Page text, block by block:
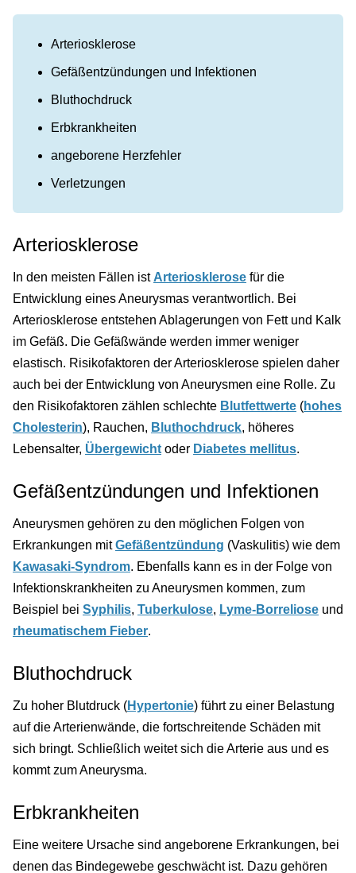
Arteriosklerose
Gefäßentzündungen und Infektionen
Bluthochdruck
Erbkrankheiten
angeborene Herzfehler
Verletzungen
Arteriosklerose
In den meisten Fällen istArteriosklerose für die
Entwicklung eines Aneurysmas verantwortlich. Bei
Arteriosklerose entstehen Ablagerungen von Fett und Kalk
im Gefäß. Die Gefäßwände werden immer weniger
elastisch. Risikofaktoren der Arteriosklerose spielen daher
auch bei der Entwicklung von Aneurysmen eine Rolle. Zu
den Risikofaktoren zählen schlechte Blutfettwerte (hohes
Cholesterin), Rauchen, Bluthochdruck, höheres
Lebensalter, Übergewicht oder Diabetes mellitus.
Gefäßentzündungen und Infektionen
Aneurysmen gehören zu den möglichen Folgen von
Erkrankungen mitGefäßentzündung (Vaskulitis) wie dem
Kawasaki-Syndrom. Ebenfalls kann es in der Folge von
Infektionskrankheiten zu Aneurysmen kommen, zum
Beispiel bei Syphilis, Tuberkulose, Lyme-Borreliose und
rheumatischem Fieber.
Bluthochdruck
Zu hoher Blutdruck (Hypertonie) führt zu einer Belastung
auf die Arterienwände, die fortschreitende Schäden mit
sich bringt. Schließlich weitet sich die Arterie aus und es
kommt zum Aneurysma.
Erbkrankheiten
Eine weitere Ursache sind angeborene Erkrankungen, bei
denen das Bindegewebe geschwächt ist. Dazu gehören